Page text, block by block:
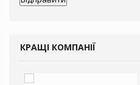
КРАЩІ КОМПАНІЇ